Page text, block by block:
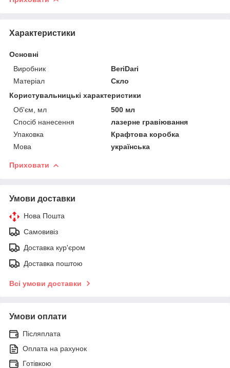
Характеристики
Основні
Виробник
BeriDari
Матеріал
Скло
Користувальницькі характеристики
Об'єм, мл
500 мл
Спосіб нанесення
лазерне гравіювання
Упаковка
Крафтова коробка
Мова
українська
Приховати
Умови доставки
Нова Пошта
Самовивіз
Доставка кур'єром
Доставка поштою
Всі умови доставки
Умови оплати
Післяплата
Оплата на рахунок
Готівкою